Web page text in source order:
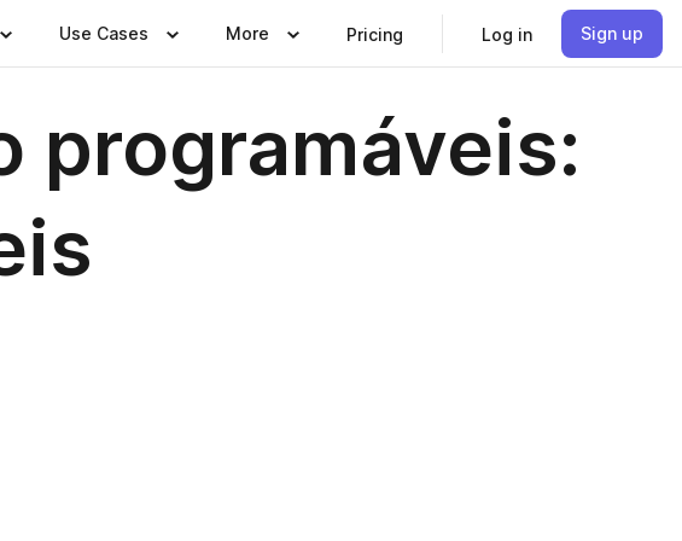
Use Cases More Pricing Log in Sign up
programáveis: